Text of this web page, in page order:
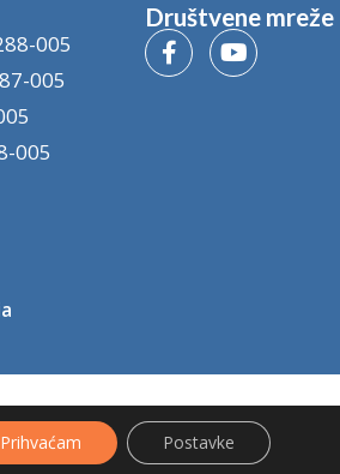
005
005
005
Društvene mreže
Prihvaćam Postavke